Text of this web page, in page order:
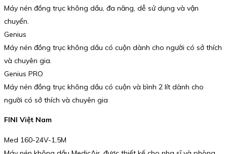
Máy nén đồng trục không dầu, đa năng, dễ sử dụng và vận
chuyển.
Genius
Máy nén đồng trục không dầu có cuộn dành cho người có sở thích
và chuyên gia.
Genius PRO
Máy nén đồng trục không dầu có cuộn và bình 2 lít dành cho
người có sở thích và chuyên gia
FINI Việt Nam
Med 160-24V-1,5M